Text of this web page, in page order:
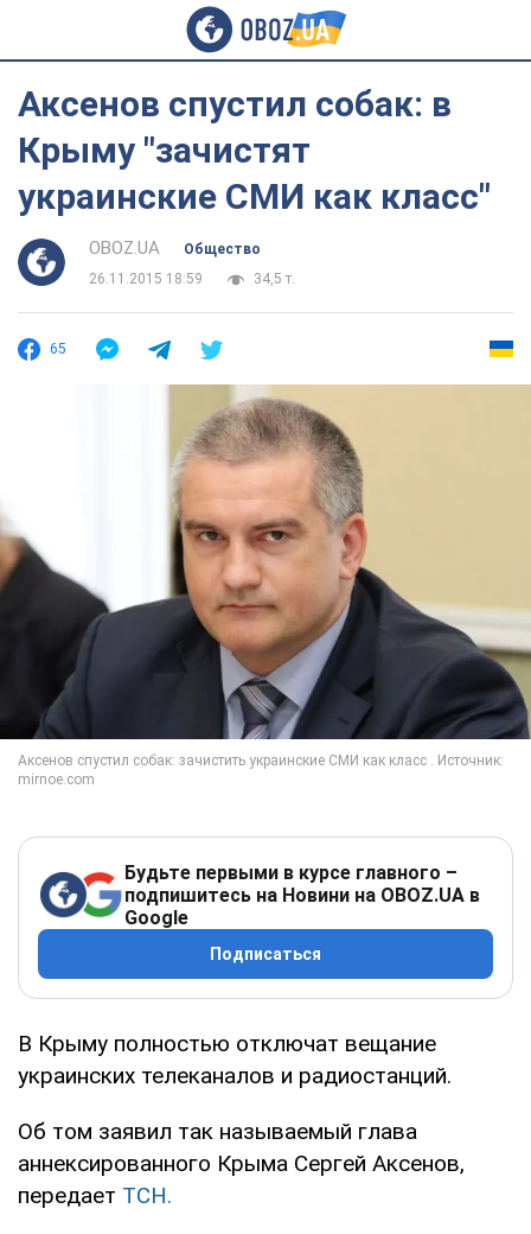
Аксенов спустил собак: в
Крыму "зачистят
украинские СМИ как класс"
OBOZ.UA
Общество
26.11.2015 18:59
34,5 т.
65
Будьте первыми в курсе главного –
подпишитесь на Новини на OBOZ.UA в
Google
Подписаться
В Крыму полностью отключат вещание
украинских телеканалов и радиостанций.
Об том заявил так называемый глава
аннексированного Крыма Сергей Аксенов,
передает ТСН.